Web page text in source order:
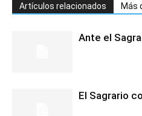
Artículos relacionados Más
Ante el
El Sagrario